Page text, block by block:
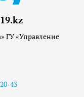
ГУ «Управление
43